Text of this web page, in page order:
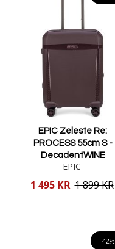
EPIC Zeleste Re:
PROCESS 55cm S -
DecadentWINE
EPIC
Reducerat
1 495 KR 1 899 KR
-42%